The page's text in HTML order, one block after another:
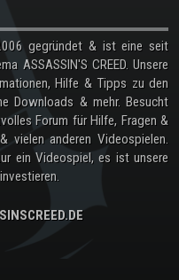
2006 gegründet & ist eine seit
ASSASSIN'S CREED. Unsere
Hilfe & Tipps zu den
Downloads & mehr. Besucht
Forum für Hilfe, Fragen &
vielen anderen Videospielen.
ein Videospiel, es ist unsere